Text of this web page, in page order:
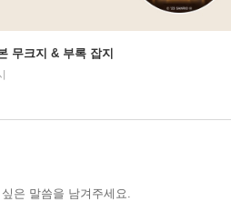
무크지 & 부록 잡지
은 말씀을 남겨주세요.